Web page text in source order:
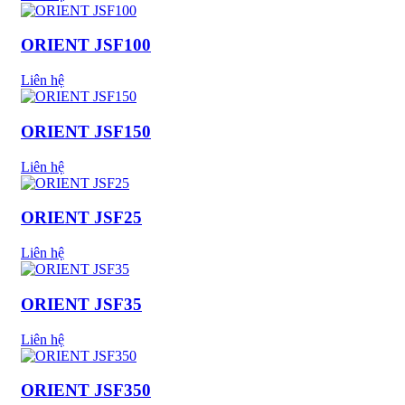
ORIENT JSF100
Liên hệ
ORIENT JSF150
Liên hệ
ORIENT JSF25
Liên hệ
ORIENT JSF35
Liên hệ
ORIENT JSF350